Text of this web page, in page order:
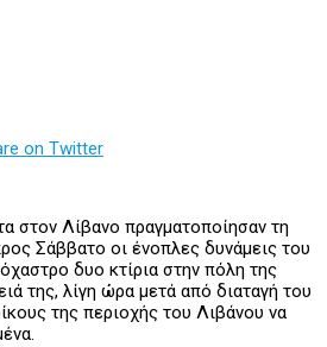
on Twitter
στον Λίβανο πραγματοποίησαν τη
Σάββατο οι ένοπλες δυνάμεις του
δυο κτίρια στην πόλη της
της, λίγη ώρα μετά από διαταγή του
της περιοχής του Λιβάνου να